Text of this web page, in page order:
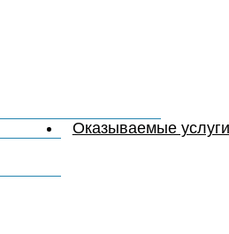
Оказываемые услуги